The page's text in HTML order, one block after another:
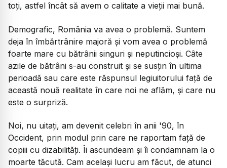
toți, astfel încât să avem o calitate a vieții mai bună.
Demografic, România va avea o problemă. Suntem
deja în îmbărtrânire majoră și vom avea o problemă
foarte mare cu bătrânii singuri și neputincioși. Câte
azile de bătrâni s-au construit și se susțin în ultima
perioadă sau care este răspunsul legiuitorului față de
această nouă realitate în care noi ne aflăm, și care nu
este o surpriză.
Noi, nu uitați, am devenit celebri în anii '90, în
Occident, prin modul prin care ne raportam față de
copiii cu dizabilități. Îi ascundeam și îi condamnam la o
moarte tăcută. Cam același lucru am făcut, de atunci